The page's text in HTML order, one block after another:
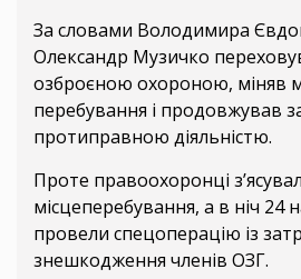
За словами Володимира
Олександр Музичко
озброєною охороною, міняв
перебування і продовжував
протиправною діяльністю.
Проте правоохоронці
місцеперебування, а в ніч 24
провели спецоперацію із
знешкодження членів ОЗГ.